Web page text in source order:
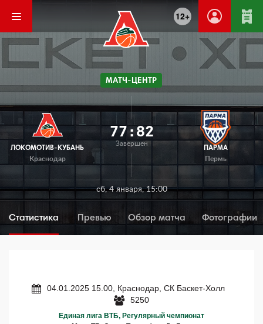
12+
МАТЧ-ЦЕНТР
ЛОКОМОТИВ-КУБАНЬ
Краснодар
77 : 82
Завершен
ПАРМА
Пермь
сб, 4 января, 15:00
Статистика Превью Обзор матча Фотографии